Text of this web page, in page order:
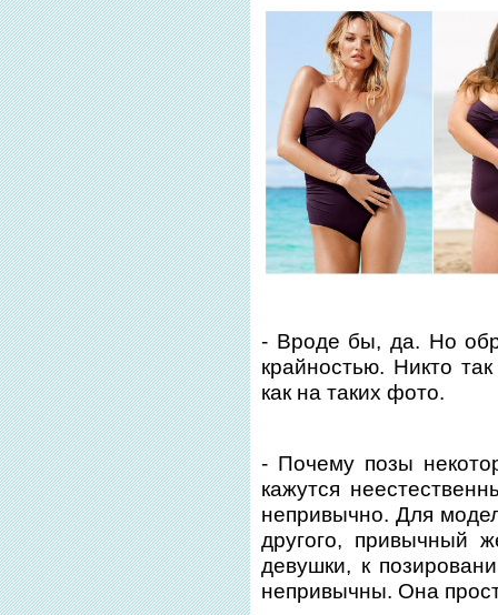
- Вроде бы, да. Но
крайностью. Никто
как на таких фото.
- Почему позы
кажутся
непривычно. Для
другого, привычный
девушки, к
непривычны. Она